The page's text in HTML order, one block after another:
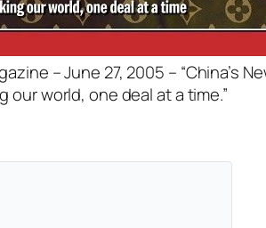
– June 27, 2005 – “China’s
our world, one deal at a time.”